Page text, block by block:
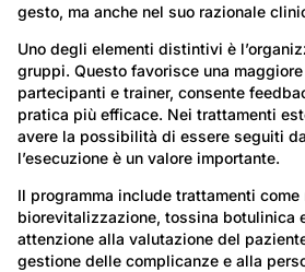
gesto, ma anche nel suo razionale
Uno degli elementi distintivi è
gruppi. Questo favorisce una
partecipanti e trainer, consente
pratica più efficace. Nei trattamenti
avere la possibilità di essere seguiti
l’esecuzione è un valore importante.
Il programma include trattamenti come
biorevitalizzazione, tossina botulinica
attenzione alla valutazione del
gestione delle complicanze e alla